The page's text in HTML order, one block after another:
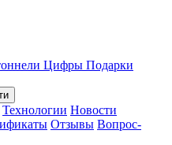
Цифры Подарки
Технологии Новости
Отзывы Вопрос-